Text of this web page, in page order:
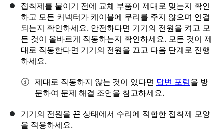
접착제를 붙이기 전에 교체 부품이 제대로 맞는지 확인
하고 모든 커넥터가 케이블에 무리를 주지 않으며 연결
되는지 확인하세요. 안전하다면 기기의 전원을 켜고 모
든 것이 올바르게 작동하는지 확인하세요. 모든 것이 제
대로 작동한다면 기기의 전원을 끄고 다음 단계로 진행
하세요.
제대로 작동하지 않는 것이 있다면 답변 포럼을 방
문하여 문제 해결 조언을 참고하세요.
기기의 전원을 끈 상태에서 수리에 적합한 접착제 모양
을 적용하세요.